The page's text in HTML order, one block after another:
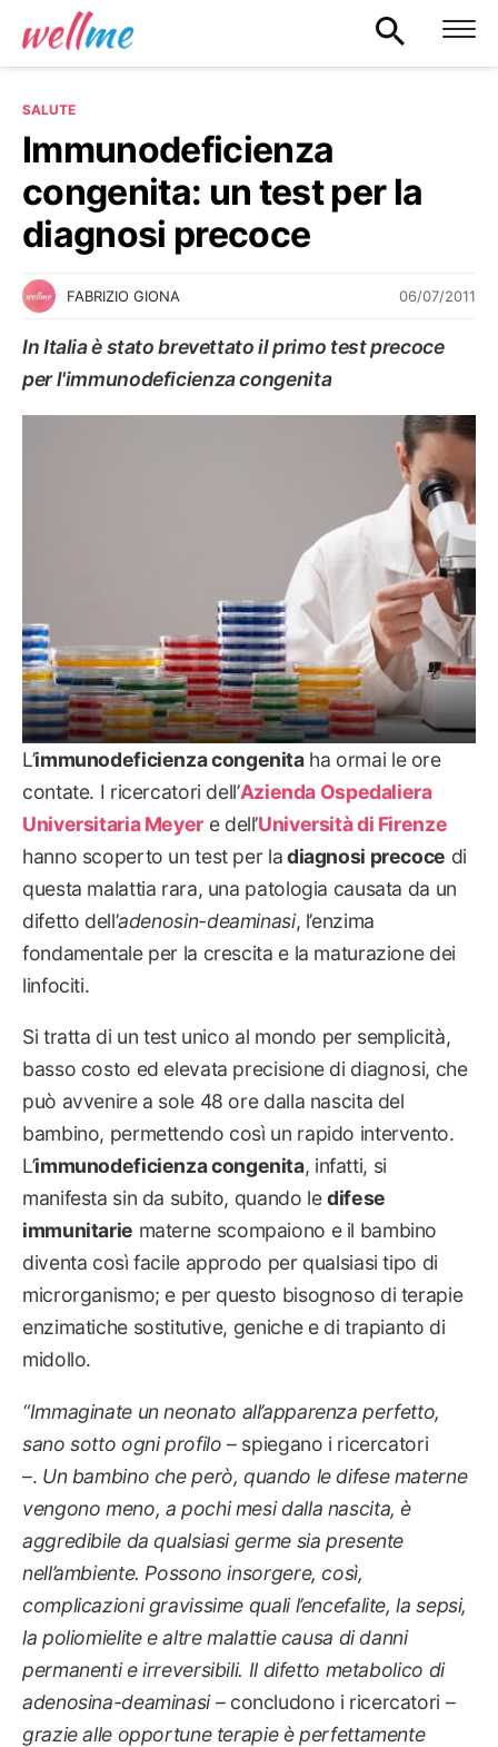
SALUTE
Immunodeficienza
congenita: un test per la
diagnosi precoce
FABRIZIO GIONA 06/07/2011
In Italia è stato brevettato il primo test precoce
per l'immunodeficienza congenita
L’immunodeficienza congenitaha ormai le ore
contate. I ricercatori dell’Azienda Ospedaliera
Universitaria Meyere dell’Università di Firenze
hanno scoperto un test per ladiagnosi precoce di
questa malattia rara, una patologia causata da un
difetto dell’adenosin-deaminasi, l’enzima
fondamentale per la crescita e la maturazione dei
linfociti.
Si tratta di un test unico al mondo per semplicità,
basso costo ed elevata precisione di diagnosi, che
può avvenire a sole 48 ore dalla nascita del
bambino, permettendo così un rapido intervento.
L’immunodeficienza congenita, infatti, si
manifesta sin da subito, quando ledifese
immunitarie materne scompaiono e il bambino
diventa così facile approdo per qualsiasi tipo di
microrganismo; e per questo bisognoso di terapie
enzimatiche sostitutive, geniche e di trapianto di
midollo.
“Immaginate un neonato all’apparenza perfetto,
sano sotto ogni profilo– spiegano i ricercatori
–. Un bambino che però, quando le difese materne
vengono meno, a pochi mesi dalla nascita, è
aggredibile da qualsiasi germe sia presente
nell’ambiente. Possono insorgere, così,
complicazioni gravissime quali l’encefalite, la sepsi,
la poliomielite e altre malattie causa di danni
permanenti e irreversibili. Il difetto metabolico di
adenosina-deaminasi – concludono i ricercatori –
grazie alle opportune terapie è perfettamente